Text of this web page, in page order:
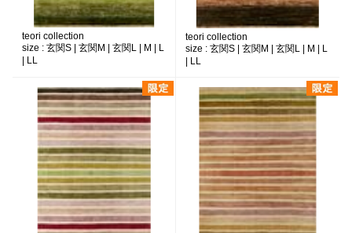
teori collection
size : 玄関S | 玄関M | 玄関L | M | L
| LL
teori collection
size : 玄関S | 玄関M | 玄関L | M | L
| LL